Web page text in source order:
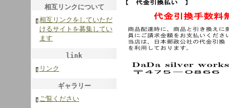
相互リンクについて
相互リンクをしていただ
けるサイトを募集してい
ます
link
リンク
ギャラリー
ご覧ください